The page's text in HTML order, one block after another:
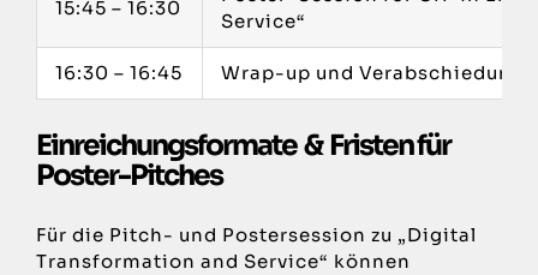
15:45 – 16:30
Service“
16:30 – 16:45 Wrap-up und Verabschiedung
Einreichungsformate & Fristen für
Poster-Pitches
Für die Pitch- und Postersession zu „Digital
Transformation and Service“ können